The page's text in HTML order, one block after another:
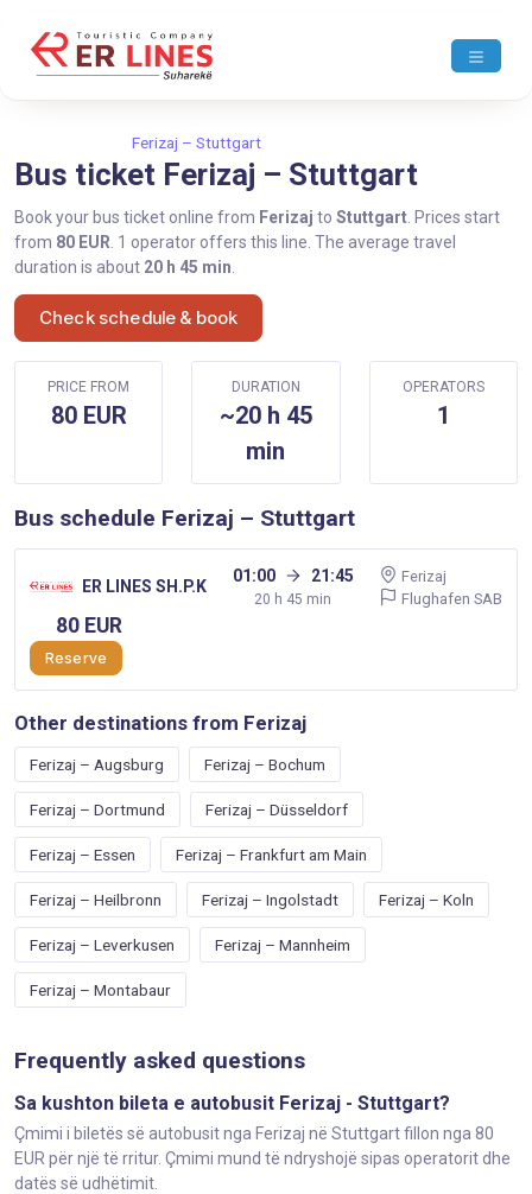
Ferizaj – Stuttgart
Bus ticket Ferizaj – Stuttgart
Book your bus ticket online from Ferizaj to Stuttgart . Prices start
from 80 EUR . 1 operator offers this line. The average travel
duration is about 20 h 45 min
Check schedule & book
PRICE FROM
80 EUR
DURATION
~20 h 45
min
OPERATORS
1
Bus schedule Ferizaj – Stuttgart
ER LINES SH.P.K
01:00 21:45
20 h 45 min
Ferizaj
Flughafen SAB
80 EUR
Reserve
Other destinations from Ferizaj
Ferizaj – Augsburg Ferizaj – Bochum
Ferizaj – Dortmund Ferizaj – Düsseldorf
Ferizaj – Essen Ferizaj – Frankfurt am Main
Ferizaj – Heilbronn Ferizaj – Ingolstadt Ferizaj – Koln
Ferizaj – Leverkusen Ferizaj – Mannheim
Ferizaj – Montabaur
Frequently asked questions
Sa kushton bileta e autobusit Ferizaj - Stuttgart?
Çmimi i biletës së autobusit nga Ferizaj në Stuttgart fillon nga 80
EUR për një të rritur. Çmimi mund të ndryshojë sipas operatorit dhe
datës së udhëtimit.